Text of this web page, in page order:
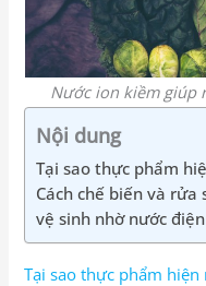
Nước ion kiềm giúp
Nội dung
Tại sao thực phẩm
Cách chế biến và
vệ sinh nhờ nước
Tại sao thực phẩm hiện